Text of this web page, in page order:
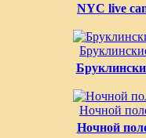
NYC live
Ночной
Ночной